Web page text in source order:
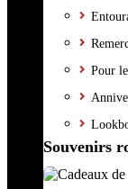
Pour
Souvenirs